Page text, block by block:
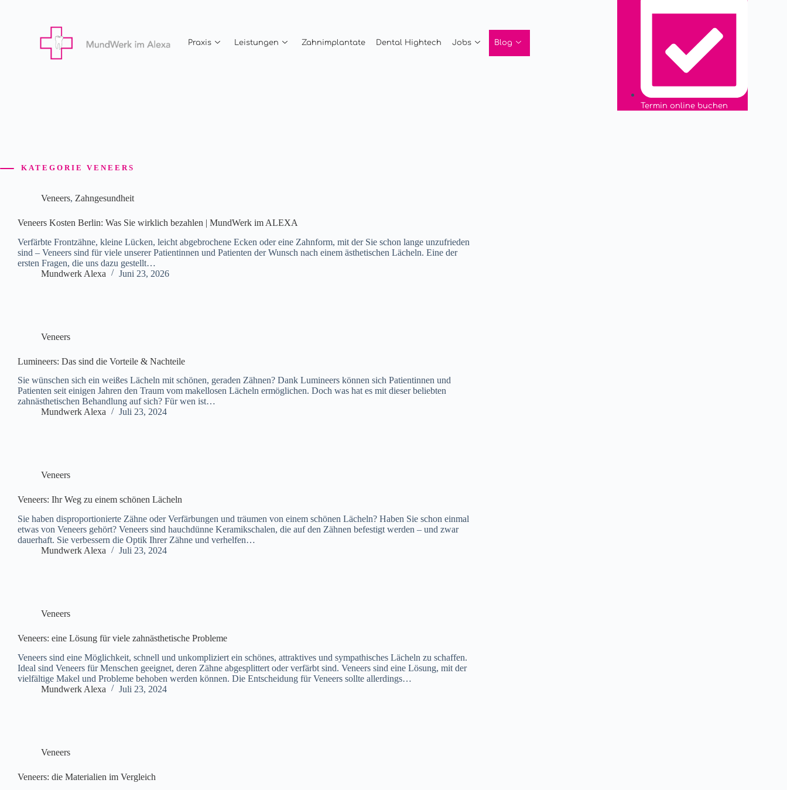
Praxis Leistungen Zahnimplantate Dental Hightech Jobs Blog
Termin online buchen
KATEGORIE VENEERS
Veneers, Zahngesundheit
Veneers Kosten Berlin: Was Sie wirklich bezahlen | MundWerk im ALEXA
Verfärbte Frontzähne, kleine Lücken, leicht abgebrochene Ecken oder eine Zahnform, mit der Sie schon lange unzufrieden
sind – Veneers sind für viele unserer Patientinnen und Patienten der Wunsch nach einem ästhetischen Lächeln. Eine der
ersten Fragen, die uns dazu gestellt…
Mundwerk Alexa
Juni 23, 2026
Veneers
Lumineers: Das sind die Vorteile & Nachteile
Sie wünschen sich ein weißes Lächeln mit schönen, geraden Zähnen? Dank Lumineers können sich Patientinnen und
Patienten seit einigen Jahren den Traum vom makellosen Lächeln ermöglichen. Doch was hat es mit dieser beliebten
zahnästhetischen Behandlung auf sich? Für wen ist…
Mundwerk Alexa
Juli 23, 2024
Veneers
Veneers: Ihr Weg zu einem schönen Lächeln
Sie haben disproportionierte Zähne oder Verfärbungen und träumen von einem schönen Lächeln? Haben Sie schon einmal
etwas von Veneers gehört? Veneers sind hauchdünne Keramikschalen, die auf den Zähnen befestigt werden – und zwar
dauerhaft. Sie verbessern die Optik Ihrer Zähne und verhelfen…
Mundwerk Alexa
Juli 23, 2024
Veneers
Veneers: eine Lösung für viele zahnästhetische Probleme
Veneers sind eine Möglichkeit, schnell und unkompliziert ein schönes, attraktives und sympathisches Lächeln zu schaffen.
Ideal sind Veneers für Menschen geeignet, deren Zähne abgesplittert oder verfärbt sind. Veneers sind eine Lösung, mit der
vielfältige Makel und Probleme behoben werden können. Die Entscheidung für Veneers sollte allerdings…
Mundwerk Alexa
Juli 23, 2024
Veneers
Veneers: die Materialien im Vergleich